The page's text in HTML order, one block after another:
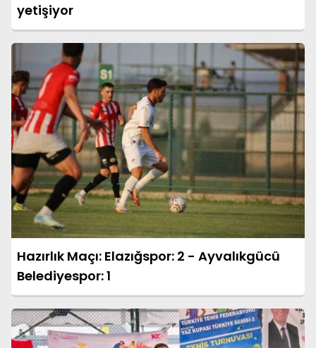
yetişiyor
Hazırlık Maçı: Elazığspor: 2 - Ayvalıkgücü
Belediyespor: 1